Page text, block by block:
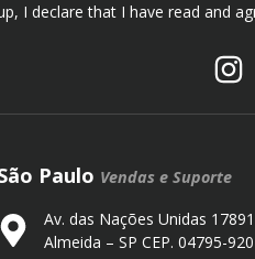
I declare that I have read and
Paulo Vendas e Suporte
Av. das Nações Unidas
Almeida – SP CEP. 04795-920